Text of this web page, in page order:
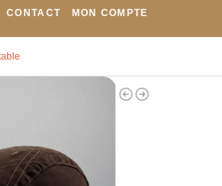
CONTACT MON COMPTE